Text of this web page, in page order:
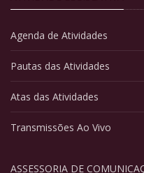
Agenda de Atividades
Pautas das Atividades
Atas das Atividades
Transmissões Ao Vivo
ASSESSORIA DE